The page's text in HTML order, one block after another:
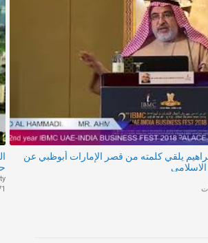
يلقي كلمته من قصر الإمارات أبوظبي عن
الإسلامي